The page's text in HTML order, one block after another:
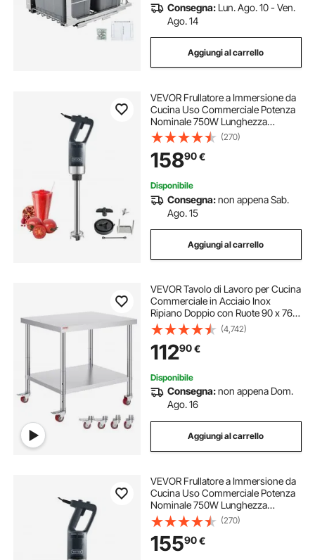
Consegna: Lun. Ago. 10 - Ven.
Ago. 14
Aggiungi al carrello
VEVOR Frullatore a Immersione da
Cucina Uso Commerciale Potenza
Nominale 750W Lunghezza
755mm Velocità Regolabile,
Frullatore Tritatutto da Cucina
Commerciale per Zuppe Salsa
Pesto Materiale Frullato
(270)
15890€
Disponibile
Consegna:non appena Sab.
Ago. 15
Aggiungi al carrello
VEVOR Tavolo di Lavoro per Cucina
Commerciale in Acciaio Inox
Ripiano Doppio con Ruote 90 x 76 x
82 cm, Piano di Lavoro per Cucina
Uso Commerciale in Acciaio Inox
Capacità Carico Totale160kg 2 Piani
(4,742)
11290€
Disponibile
Consegna:non appena Dom.
Ago. 16
Aggiungi al carrello
VEVOR Frullatore a Immersione da
Cucina Uso Commerciale Potenza
Nominale 750W Lunghezza
660mm Velocità Regolabile,
Frullatore Tritatutto da Cucina
Commerciale per Zuppe Salsa
Pesto Materiale Frullato
(270)
15590€